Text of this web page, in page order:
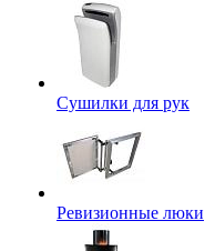
Сушилки для рук
Ревизионные люки